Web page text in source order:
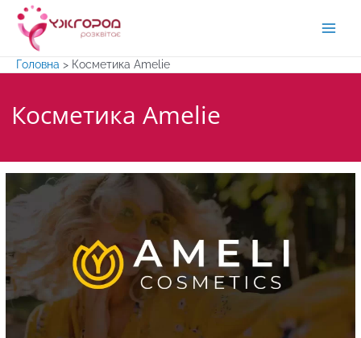
Перейти
вмісту
Головна > Косметика Amelie
Косметика Amelie